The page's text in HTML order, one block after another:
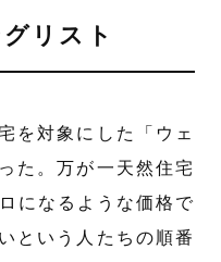
リスト
を対象にした「ウェ
た。万が一天然住宅
になるような価格で
という人たちの順番